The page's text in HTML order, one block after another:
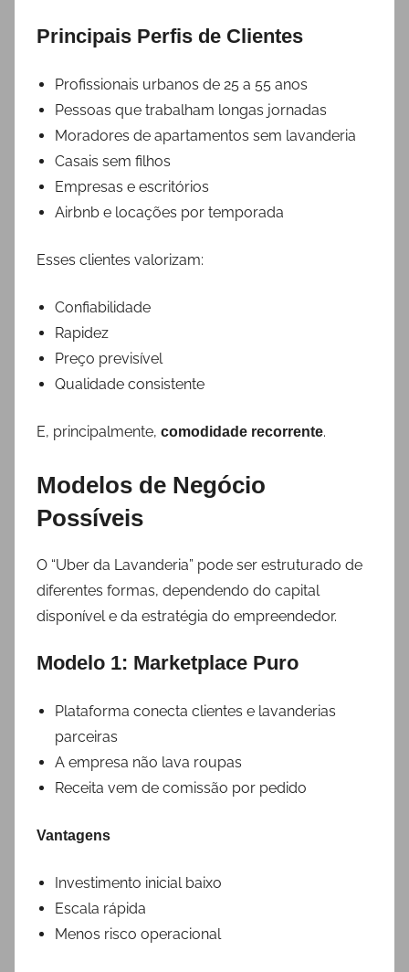
Principais Perfis de Clientes
Profissionais urbanos de 25 a 55 anos
Pessoas que trabalham longas jornadas
Moradores de apartamentos sem lavanderia
Casais sem filhos
Empresas e escritórios
Airbnb e locações por temporada
Esses clientes valorizam:
Confiabilidade
Rapidez
Preço previsível
Qualidade consistente
E, principalmente, comodidade recorrente.
Modelos de Negócio
Possíveis
O “Uber da Lavanderia” pode ser estruturado de
diferentes formas, dependendo do capital
disponível e da estratégia do empreendedor.
Modelo 1: Marketplace Puro
Plataforma conecta clientes e lavanderias
parceiras
A empresa não lava roupas
Receita vem de comissão por pedido
Vantagens
Investimento inicial baixo
Escala rápida
Menos risco operacional